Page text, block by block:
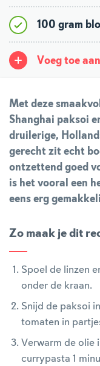
100 gram
Voeg toe
Met deze
Shanghai paksoi
druilerige,
gerecht zit echt
ontzettend goed
is het vooral een
eens erg
Zo maak je dit
Spoel de linzen
onder de kraan.
Snijd de paksoi
tomaten in
Verwarm de olie
currypasta 1